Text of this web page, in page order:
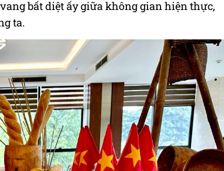
bất diệt ấy giữa không gian hiện thực,
ta.